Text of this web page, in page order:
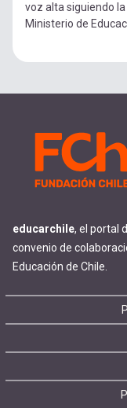
voz alta siguiendo
Ministerio de
educarchile, el portal
convenio de
Educación de Chile.
Footer
menu